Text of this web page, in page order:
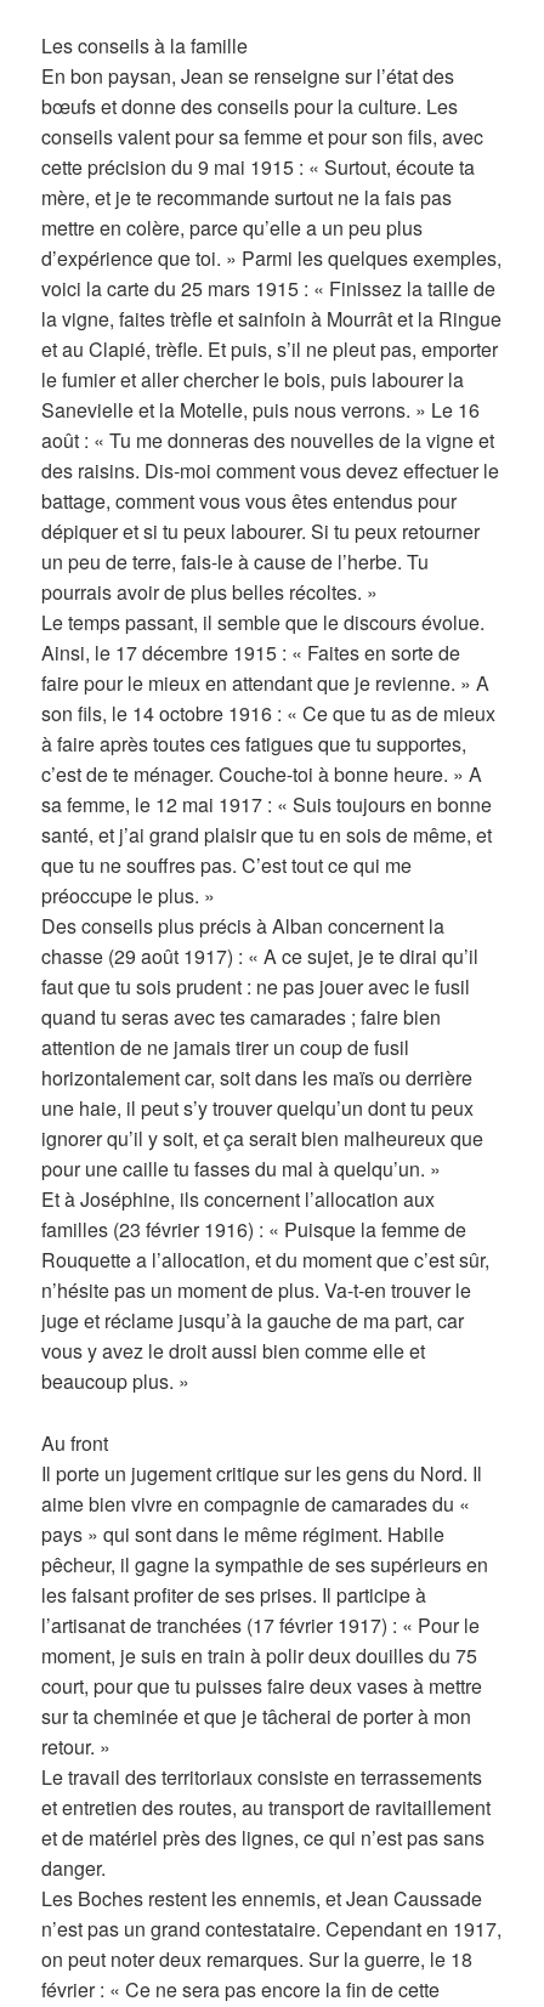
Les conseils à la famille
En bon paysan, Jean se renseigne sur l’état des
bœufs et donne des conseils pour la culture. Les
conseils valent pour sa femme et pour son fils, avec
cette précision du 9 mai 1915 : « Surtout, écoute ta
mère, et je te recommande surtout ne la fais pas
mettre en colère, parce qu’elle a un peu plus
d’expérience que toi. » Parmi les quelques exemples,
voici la carte du 25 mars 1915 : « Finissez la taille de
la vigne, faites trèfle et sainfoin à Mourrât et la Ringue
et au Clapié, trèfle. Et puis, s’il ne pleut pas, emporter
le fumier et aller chercher le bois, puis labourer la
Sanevielle et la Motelle, puis nous verrons. » Le 16
août : « Tu me donneras des nouvelles de la vigne et
des raisins. Dis-moi comment vous devez effectuer le
battage, comment vous vous êtes entendus pour
dépiquer et si tu peux labourer. Si tu peux retourner
un peu de terre, fais-le à cause de l’herbe. Tu
pourrais avoir de plus belles récoltes. »
Le temps passant, il semble que le discours évolue.
Ainsi, le 17 décembre 1915 : « Faites en sorte de
faire pour le mieux en attendant que je revienne. » A
son fils, le 14 octobre 1916 : « Ce que tu as de mieux
à faire après toutes ces fatigues que tu supportes,
c’est de te ménager. Couche-toi à bonne heure. » A
sa femme, le 12 mai 1917 : « Suis toujours en bonne
santé, et j’ai grand plaisir que tu en sois de même, et
que tu ne souffres pas. C’est tout ce qui me
préoccupe le plus. »
Des conseils plus précis à Alban concernent la
chasse (29 août 1917) : « A ce sujet, je te dirai qu’il
faut que tu sois prudent : ne pas jouer avec le fusil
quand tu seras avec tes camarades ; faire bien
attention de ne jamais tirer un coup de fusil
horizontalement car, soit dans les maïs ou derrière
une haie, il peut s’y trouver quelqu’un dont tu peux
ignorer qu’il y soit, et ça serait bien malheureux que
pour une caille tu fasses du mal à quelqu’un. »
Et à Joséphine, ils concernent l’allocation aux
familles (23 février 1916) : « Puisque la femme de
Rouquette a l’allocation, et du moment que c’est sûr,
n’hésite pas un moment de plus. Va-t-en trouver le
juge et réclame jusqu’à la gauche de ma part, car
vous y avez le droit aussi bien comme elle et
beaucoup plus. »
Au front
Il porte un jugement critique sur les gens du Nord. Il
aime bien vivre en compagnie de camarades du «
pays » qui sont dans le même régiment. Habile
pêcheur, il gagne la sympathie de ses supérieurs en
les faisant profiter de ses prises. Il participe à
l’artisanat de tranchées (17 février 1917) : « Pour le
moment, je suis en train à polir deux douilles du 75
court, pour que tu puisses faire deux vases à mettre
sur ta cheminée et que je tâcherai de porter à mon
retour. »
Le travail des territoriaux consiste en terrassements
et entretien des routes, au transport de ravitaillement
et de matériel près des lignes, ce qui n’est pas sans
danger.
Les Boches restent les ennemis, et Jean Caussade
n’est pas un grand contestataire. Cependant en 1917,
on peut noter deux remarques. Sur la guerre, le 18
février : « Ce ne sera pas encore la fin de cette